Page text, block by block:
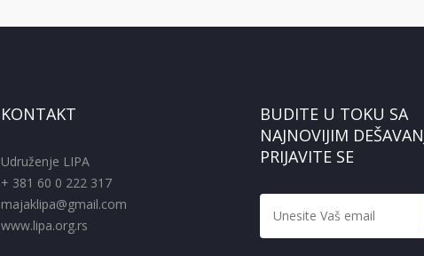
KONTAKT
Udruženje LIPA
+ 381 60 0 222 317
majaklipa@gmail.com
www.lipa.org.rs
BUDITE U TOKU SA
NAJNOVIJIM
PRIJAVITE SE